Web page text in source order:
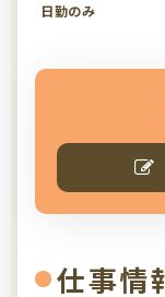
日勤のみ
仕事情